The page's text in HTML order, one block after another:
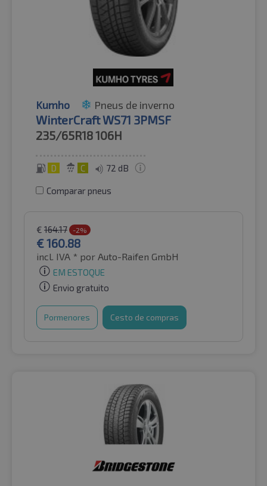
Kumho Pneus de inverno
WinterCraft WS71 3PMSF
235/65R18106H
D C 72 dB
Comparar pneus
€ 164.17 -2%
€160.88
incl. IVA * por Auto-Raifen GmbH
EM ESTOQUE
Envio gratuito
Pormenores Cesto de compras